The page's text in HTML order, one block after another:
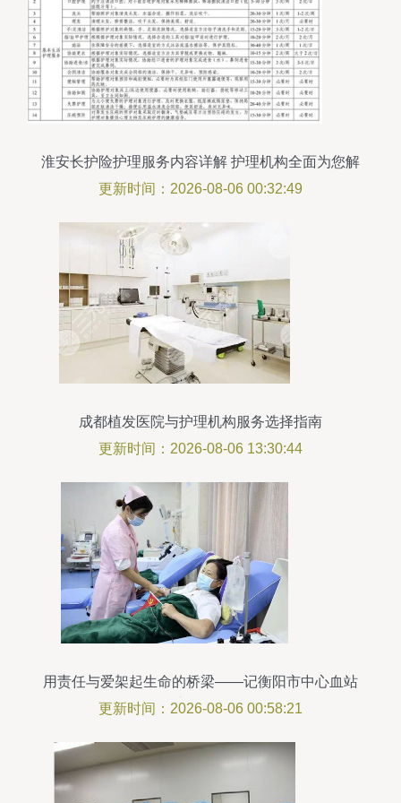
淮安长护险护理服务内容详解 护理机构全面为您解
答
更新时间：2026-08-06 00:32:49
成都植发医院与护理机构服务选择指南
更新时间：2026-08-06 13:30:44
用责任与爱架起生命的桥梁——记衡阳市中心血站
护理团队
更新时间：2026-08-06 00:58:21